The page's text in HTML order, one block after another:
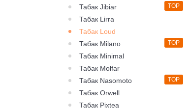
Табак Jibiar
TOP
Табак Lirra
Табак Loud
Табак Milano
TOP
Табак Minimal
Табак Molfar
Табак Nasomoto
TOP
Табак Orwell
Табак Pixtea